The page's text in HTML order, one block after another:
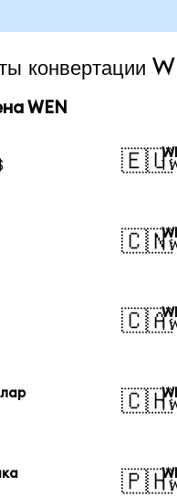
конвертации
WEN
🇪🇺
1
🇨🇳
1
🇨🇦
1
🇨🇭
1
🇵🇭
1